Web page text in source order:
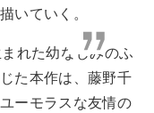
いていく。
れた幼なじみのふ
た本作は、藤野千
ーモラスな友情の